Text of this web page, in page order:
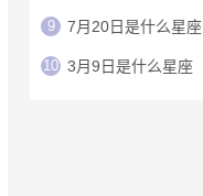
9 7月20日是什么星座
10 3月9日是什么星座